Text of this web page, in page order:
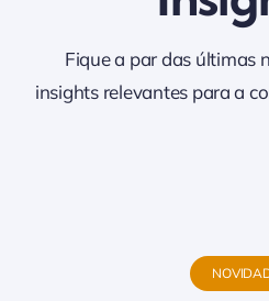
Fique a par das últimas
insights relevantes para a